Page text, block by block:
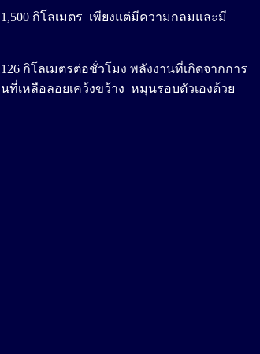
กิโลเมตร เพียงแต่มีความกลมและมี
กิโลเมตรต่อชั่วโมง พลังงานที่เกิดจากการ
ที่เหลือลอยเคว้งขว้าง หมุนรอบตัวเองด้วย